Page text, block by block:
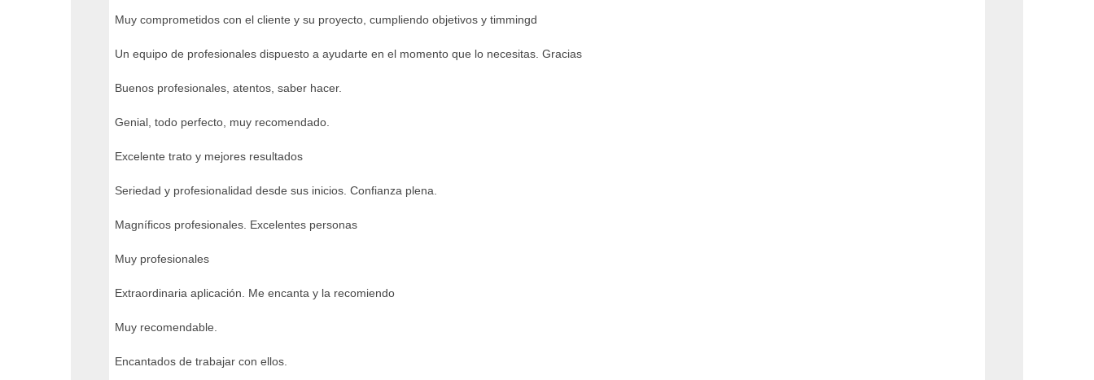
Muy comprometidos con el cliente y su proyecto, cumpliendo objetivos y timmingd
Un equipo de profesionales dispuesto a ayudarte en el momento que lo necesitas. Gracias
Buenos profesionales, atentos, saber hacer.
Genial, todo perfecto, muy recomendado.
Excelente trato y mejores resultados
Seriedad y profesionalidad desde sus inicios. Confianza plena.
Magníficos profesionales. Excelentes personas
Muy profesionales
Extraordinaria aplicación. Me encanta y la recomiendo
Muy recomendable.
Encantados de trabajar con ellos.